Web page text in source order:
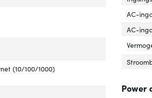
basis-switching RJ-45 Ethernet-poorten'
'Aantal basis-switching RJ-45 Ethernet-
basis-switching RJ-45 Ethernet-poorten'
'Type basis-switching RJ-45 Ethernet-
(10/100/1000)
geïnstalleerde SFP modules'
'Aantal geïnstalleerde SFP modules'
AC-
AC-
Power